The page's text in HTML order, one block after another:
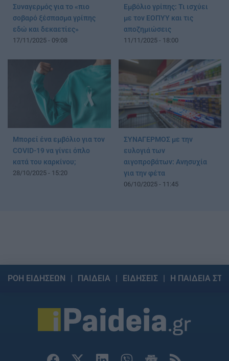
Συναγερμός για το «πιο
σοβαρό ξέσπασμα γρίπης
εδώ και δεκαετίες»
17/11/2025 - 09:08
Εμβόλιο γρίπης: Τι ισχύει
με τον ΕΟΠΥΥ και τις
αποζημιώσεις
11/11/2025 - 18:00
Μπορεί ένα εμβόλιο για τον
COVID-19 να γίνει όπλο
κατά του καρκίνου;
28/10/2025 - 15:20
ΣΥΝΑΓΕΡΜΟΣ με την
ευλογιά των
αιγοπροβάτων: Ανησυχία
για την φέτα
06/10/2025 - 11:45
ΡΟΗ ΕΙΔΗΣΕΩΝ ΠΑΙΔΕΙΑ ΕΙΔΗΣΕΙΣ Η ΠΑΙΔΕΙΑ